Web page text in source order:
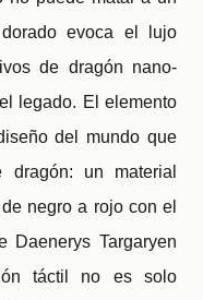
evoca el lujo
de dragón nano-
legado. El elemento
del mundo que
un material
negro a rojo con el
Daenerys Targaryen
táctil no es solo